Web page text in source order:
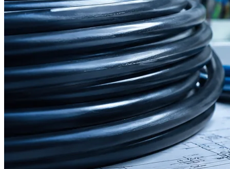
Hell / Dunkel wechseln
🌙 ☀️
Start
Kabelquerschnitt-Rechner
Aluminium-Rechner